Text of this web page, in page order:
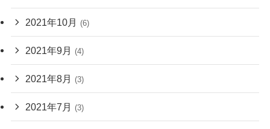
2021年10月 (6)
2021年9月 (4)
2021年8月 (3)
2021年7月 (3)